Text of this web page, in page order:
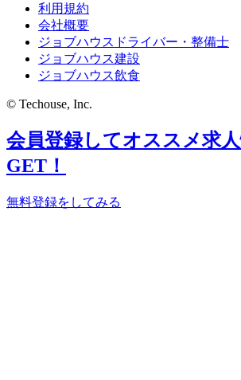
利用規約
会社概要
ジョブハウスドライバー・整備士
ジョブハウス建設
ジョブハウス飲食
© Techouse, Inc.
会員登録してオススメ求
GET！
無料登録をしてみる